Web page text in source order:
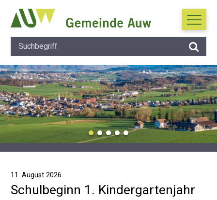
Navigieren in Auw
Schnellnavigation
Suche
Suchbegriff
Suche
Schulbeginn 1. Kindergartenjahr
11. August 2026